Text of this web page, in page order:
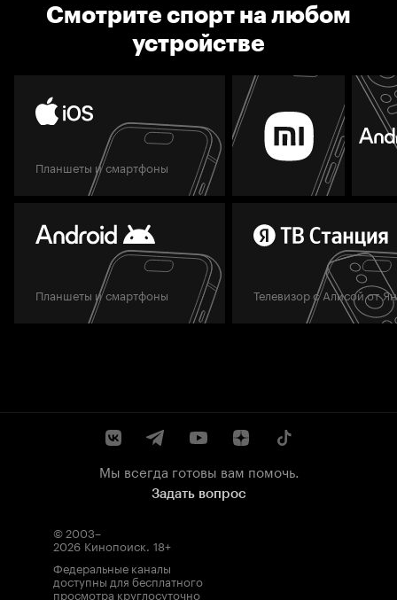
Смотрите спорт на любом
устройстве
Планшеты и смартфоны
Планшеты и смартфоны Телевизор с Алисой от
Мы всегда готовы вам помочь.
Задать вопрос
© 2003–
2026 Кинопоиск. 18+
Федеральные каналы
доступны для бесплатного
просмотра круглосуточно